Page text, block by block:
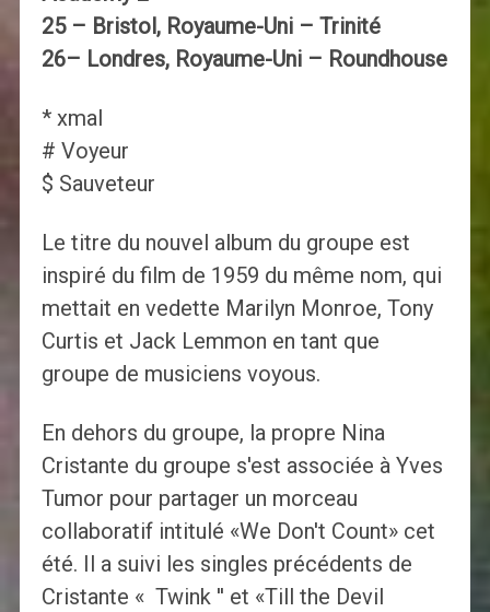
25 – Bristol, Royaume-Uni – Trinité
26– Londres, Royaume-Uni – Roundhouse
* xmal
# Voyeur
$ Sauveteur
Le titre du nouvel album du groupe est
inspiré du film de 1959 du même nom, qui
mettait en vedette Marilyn Monroe, Tony
Curtis et Jack Lemmon en tant que
groupe de musiciens voyous.
En dehors du groupe, la propre Nina
Cristante du groupe s'est associée à Yves
Tumor pour partager un morceau
collaboratif intitulé «We Don't Count» cet
été. Il a suivi les singles précédents de
Cristante « Twink '' et «Till the Devil